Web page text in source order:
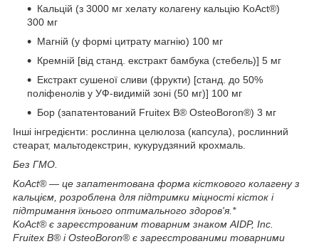
Кальцій (з 3000 мг хелату колагену кальцію KoAct®)
300 мг
Магній (у формі цитрату магнію) 100 мг
Кремній [від станд. екстракт бамбука (стебель)] 5 мг
Екстракт сушеної сливи (фрукти) [станд. до 50%
поліфенолів у УФ-видимій зоні (50 мг)] 100 мг
Бор (запатентований Fruitex B® OsteoBoron®) 3 мг
Інші інгредієнти: рослинна целюлоза (капсула), рослинний
стеарат, мальтодекстрин, кукурудзяний крохмаль.
Без ГМО.
KoAct® — це запатентована форма кісткового колагену з
кальцієм, розроблена для підтримки міцності кісток і
підтримання їхнього оптимального здоров'я.*
KoAct® є зареєстрованим товарним знаком AIDP, Inc.
Fruitex B® і OsteoBoron® є зареєстрованими товарними